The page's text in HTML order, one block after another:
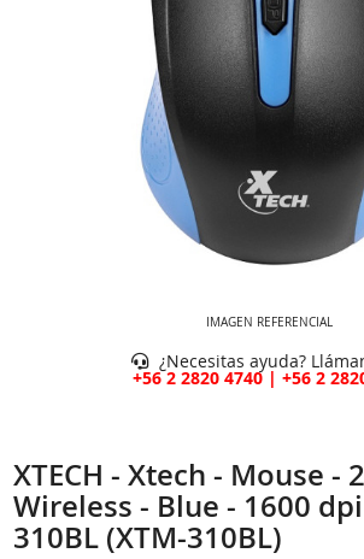
IMAGEN REFERENCIAL
¿Necesitas ayuda?
+56 2 2820 4740 | +56 2
XTECH - Xtech - Mouse -
Wireless - Blue - 1600
310BL (XTM-310BL)